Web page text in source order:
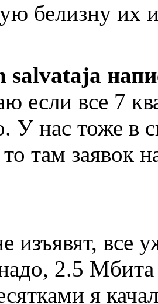
белизну их
salvataja
если все 7
У нас тоже в
то там заявок
изъявят, все
2.5
я